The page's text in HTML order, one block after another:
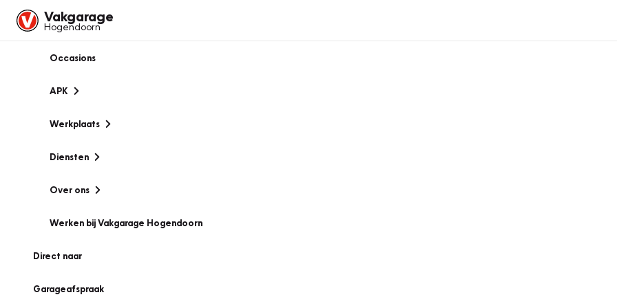
Vakgarage
Hogendoorn
Occasions
APK
Werkplaats
Diensten
Over ons
Werken bij Vakgarage Hogendoorn
Direct naar
Garageafspraak